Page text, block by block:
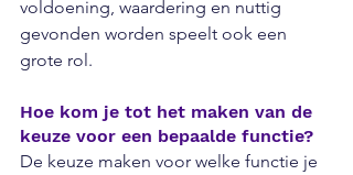
voldoening, waardering en nuttig
gevonden worden speelt ook een
grote rol.
Hoe kom je tot het maken van de
keuze voor een bepaalde functie?
De keuze maken voor welke functie je